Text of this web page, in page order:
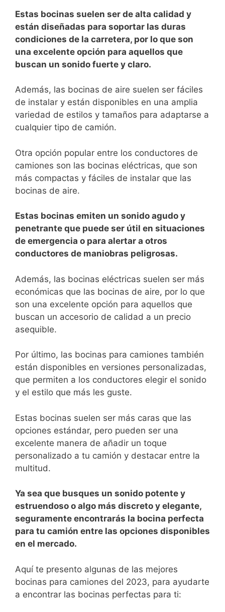
​Estas bocinas suelen‍ ser de alta calidad⁤ y
están ‍diseñadas para soportar‌ las ‌duras
condiciones de⁤ la ‍carretera, por lo que‍ son
una excelente opción para ‌aquellos⁢ que
buscan un sonido fuerte y claro.
Además, las bocinas de aire suelen ser fáciles
de instalar y están disponibles en una ‌amplia
variedad de​ estilos y tamaños para adaptarse a
cualquier tipo de camión.
Otra opción popular entre los conductores ⁤de
camiones son las⁤ bocinas eléctricas, que son
más compactas y fáciles de instalar que⁢ las
bocinas de aire.
Estas ‌bocinas ‍emiten un sonido ​agudo⁤ y
penetrante que puede ser útil en situaciones‍
de emergencia ⁤o para alertar a⁣ otros
conductores de maniobras peligrosas.
Además, las bocinas eléctricas suelen ser‍ más
económicas que las bocinas de aire, por lo que
son una ⁤excelente opción para aquellos que
buscan un accesorio ​de calidad a un precio
asequible.
Por último, las bocinas para⁢ camiones también
están disponibles en versiones ‍personalizadas,
que permiten a los conductores elegir el‍ sonido
y el estilo que más les ‍guste.
Estas bocinas suelen⁤ ser más caras que las
opciones estándar, pero pueden ⁤ser una
excelente‌ manera de añadir un toque
personalizado‌ a tu camión ​y destacar​ entre la
multitud.
Ya sea que busques un sonido potente y
estruendoso o algo más⁣ discreto y elegante,
seguramente ​encontrarás la ​bocina perfecta
para tu camión ⁢entre​ las opciones disponibles
en el mercado.
Aquí te presento algunas de las mejores
bocinas para camiones del 2023, para ayudarte
a encontrar las bocinas perfectas para ti: